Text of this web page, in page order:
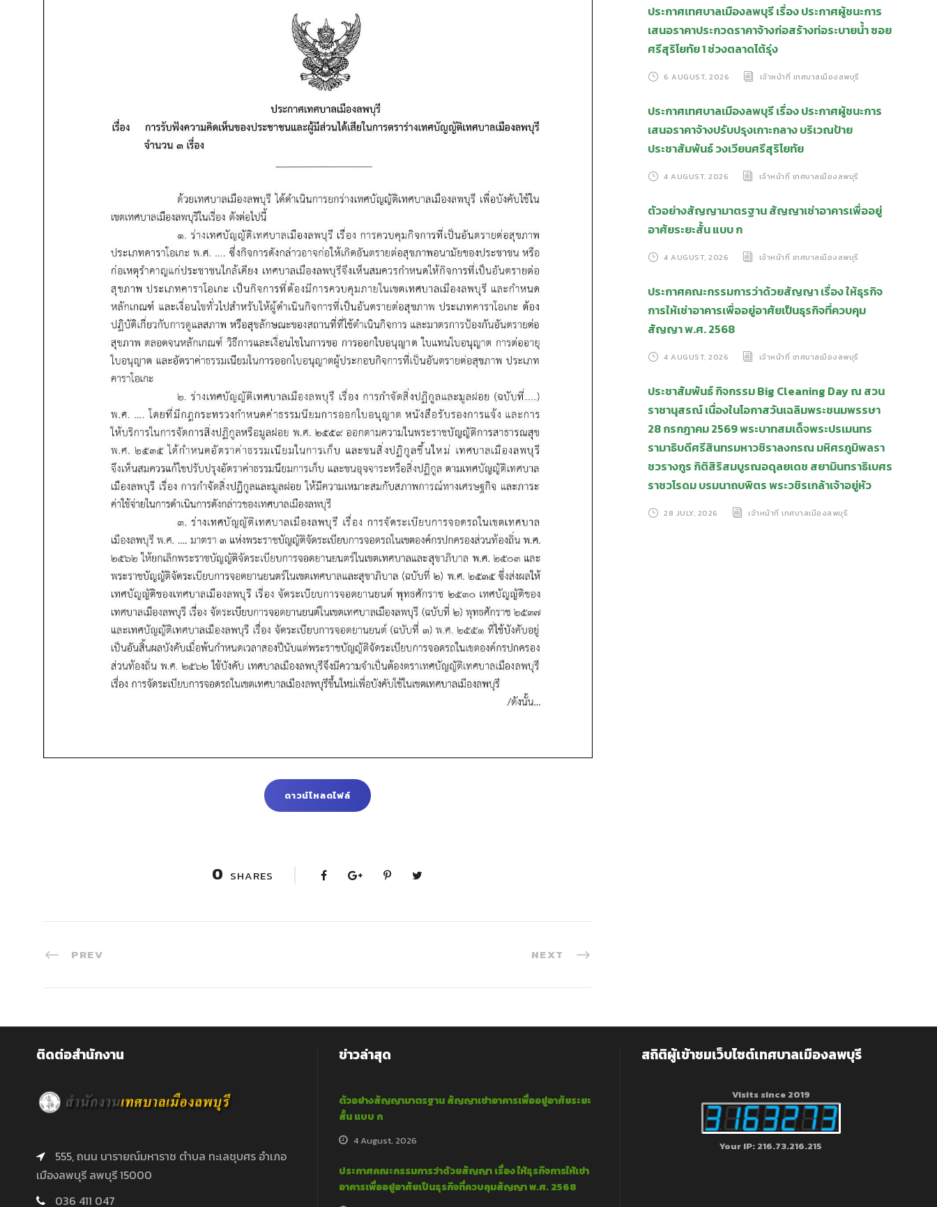
ดาวน์โหลดไฟล์
0 SHARES
PREV NEXT
ประกาศเทศบาลเมืองลพบุรี เรื่อง ประกาศผู้ชนะการ
เสนอราคาประกวดราคาจ้างก่อสร้างท่อระบายน้ำ ซอย
ศรีสุริโยทัย 1 ช่วงตลาดโต้รุ่ง
6 AUGUST, 2026 เจ้าหน้าที่ เทศบาลเมืองลพบุรี
ประกาศเทศบาลเมืองลพบุรี เรื่อง ประกาศผู้ชนะการ
เสนอราคาจ้างปรับปรุงเกาะกลาง บริเวณป้าย
ประชาสัมพันธ์ วงเวียนศรีสุริโยทัย
4 AUGUST, 2026 เจ้าหน้าที่ เทศบาลเมืองลพบุรี
ตัวอย่างสัญญามาตรฐาน สัญญาเช่าอาคารเพื่ออยู่
อาศัยระยะสั้น แบบ ก
4 AUGUST, 2026 เจ้าหน้าที่ เทศบาลเมืองลพบุรี
ประกาศคณะกรรมการว่าด้วยสัญญา เรื่อง ให้ธุรกิจ
การให้เช่าอาคารเพื่ออยู่อาศัยเป็นธุรกิจที่ควบคุม
สัญญา พ.ศ. 2568
4 AUGUST, 2026 เจ้าหน้าที่ เทศบาลเมืองลพบุรี
ประชาสัมพันธ์ กิจกรรม Big Cleaning Day ณ สวน
ราชานุสรณ์ เนื่องในโอกาสวันเฉลิมพระชนมพรรษา
28 กรกฎาคม 2569 พระบาทสมเด็จพระปรเมนทร
รามาธิบดีศรีสินทรมหาวชิราลงกรณ มหิศรภูมิพลรา
ชวรางกูร กิติสิริสมบูรณอดุลยเดช สยามินทราธิเบศร
ราชวโรดม บรมนาถบพิตร พระวชิรเกล้าเจ้าอยู่หัว
28 JULY, 2026 เจ้าหน้าที่ เทศบาลเมืองลพบุรี
ติดต่อสำนักงาน
555, ถนน นารายณ์มหาราช ตำบล ทะเลชุบศร อำเภอ
เมืองลพบุรี ลพบุรี 15000
036 411 047
ข่าวล่าสุด
ตัวอย่างสัญญามาตรฐาน สัญญาเช่าอาคารเพื่ออยู่อาศัยระยะ
สั้น แบบ ก
4 August, 2026
ประกาศคณะกรรมการว่าด้วยสัญญา เรื่อง ให้ธุรกิจการให้เช่า
อาคารเพื่ออยู่อาศัยเป็นธุรกิจที่ควบคุมสัญญา พ.ศ. 2568
สถิติผู้เข้าชมเว็บไซต์เทศบาลเมืองลพบุรี
Visits since 2019
Your IP: 216.73.216.215